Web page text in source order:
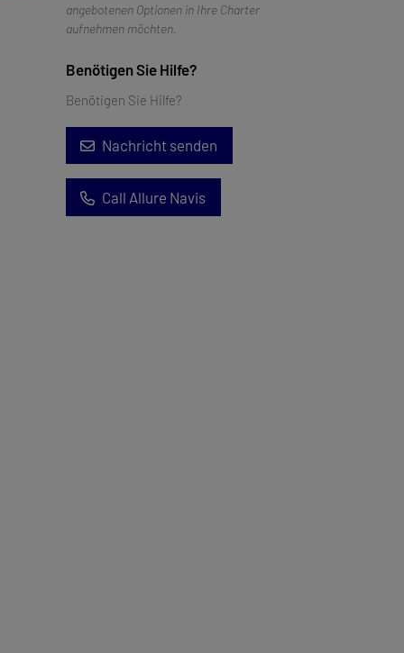
angebotenen Optionen in Ihre Charter
aufnehmen möchten.
Benötigen Sie Hilfe?
Benötigen Sie Hilfe?
Nachricht senden
Call Allure Navis